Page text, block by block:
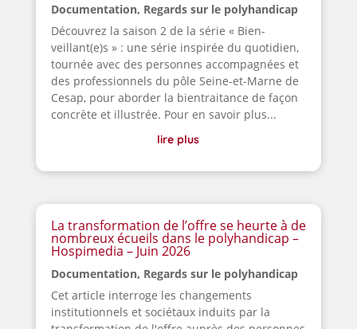
Documentation, Regards sur le polyhandicap
Découvrez la saison 2 de la série « Bien-
veillant(e)s » : une série inspirée du quotidien,
tournée avec des personnes accompagnées et
des professionnels du pôle Seine-et-Marne de
Cesap, pour aborder la bientraitance de façon
concrète et illustrée. Pour en savoir plus...
lire plus
La transformation de l’offre se heurte à de
nombreux écueils dans le polyhandicap –
Hospimedia – Juin 2026
Documentation, Regards sur le polyhandicap
Cet article interroge les changements
institutionnels et sociétaux induits par la